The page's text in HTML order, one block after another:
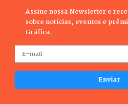
Assine nossa Newsletter e
sobre notícias, eventos e
Gráfica.